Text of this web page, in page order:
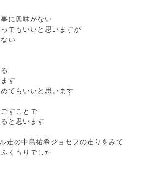
に興味がない
てもいいと思いますが
い
す
てもいいと思います
すことで
と思います
走の中島祐希ジョセフの走りをみて
くもりでした